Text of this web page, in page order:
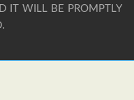
IT WILL BE PROMPTLY